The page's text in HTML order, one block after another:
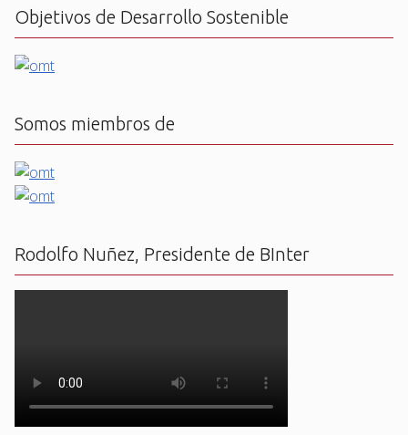
Objetivos de Desarrollo Sostenible
Somos miembros de
Rodolfo Nuñez, Presidente de BInter